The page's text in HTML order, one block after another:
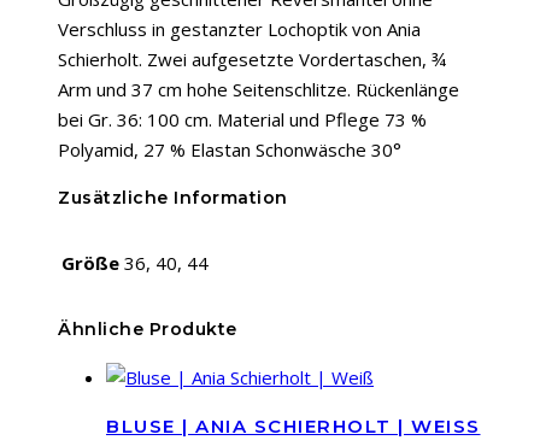
Verschluss in gestanzter Lochoptik von Ania
Schierholt. Zwei aufgesetzte Vordertaschen, ¾
Arm und 37 cm hohe Seitenschlitze. Rückenlänge
bei Gr. 36: 100 cm. Material und Pflege 73 %
Polyamid, 27 % Elastan Schonwäsche 30°
Zusätzliche Information
Größe 36, 40, 44
Ähnliche Produkte
BLUSE | ANIA SCHIERHOLT | WEISS